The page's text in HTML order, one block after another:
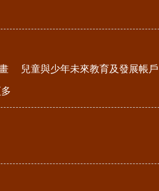
兒童與少年未來教育及發展帳戶